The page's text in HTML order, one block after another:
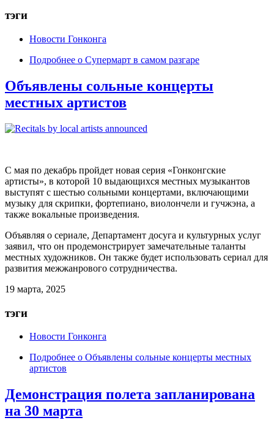
тэги
Новости Гонконга
Подробнее о Супермарт в самом разгаре
Объявлены сольные концерты
местных артистов
С мая по декабрь пройдет новая серия «Гонконгские
артисты», в которой 10 выдающихся местных музыкантов
выступят с шестью сольными концертами, включающими
музыку для скрипки, фортепиано, виолончели и гучжэна, а
также вокальные произведения.
Объявляя о сериале, Департамент досуга и культурных услуг
заявил, что он продемонстрирует замечательные таланты
местных художников. Он также будет использовать сериал для
развития межжанрового сотрудничества.
19 марта, 2025
тэги
Новости Гонконга
Подробнее о Объявлены сольные концерты местных
артистов
Демонстрация полета запланирована
на 30 марта